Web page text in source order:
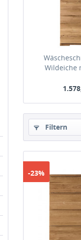
Wildeiche
Filtern
-23%